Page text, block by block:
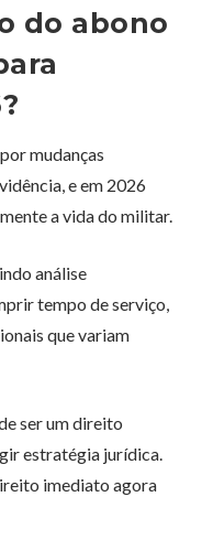
do abono
mudanças
e em 2026
a vida do militar.
análise
tempo de serviço,
que variam
ser um direito
estratégia jurídica.
imediato agora